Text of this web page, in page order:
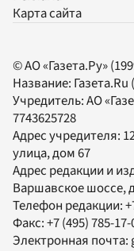
Карта сайта
© АО «Газета.Ру»
Название: Газета.Ru
Учредитель:АО
7743625728
Адрес учредителя:
улица, дом 67
Адрес редакции и
Варшавское шоссе,
Телефон редакции:
Факс:+7 (495) 785-
Электронная почта: